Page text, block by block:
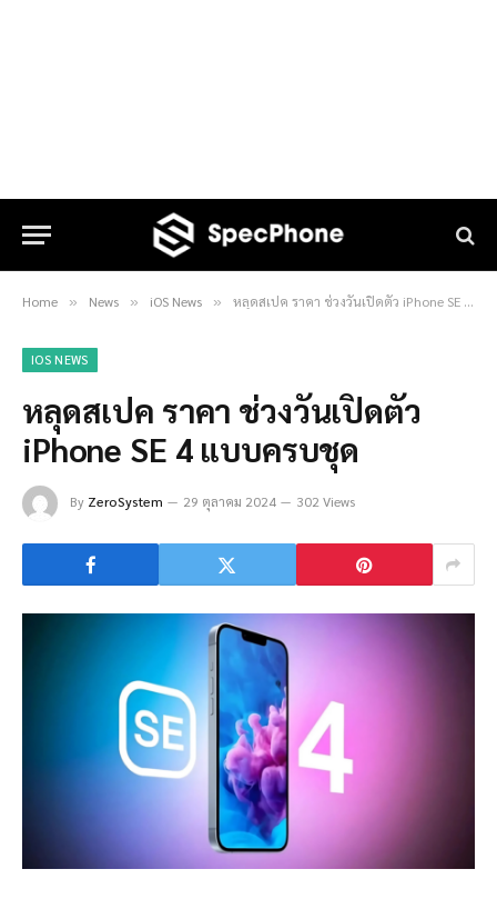
Home » News » iOS News » หลุดสเปค ราคา ช่วงวันเปิดตัว iPhone SE 4 แบบครบชุด
IOS NEWS
หลุดสเปค ราคา ช่วงวันเปิดตัว
iPhone SE 4 แบบครบชุด
By ZeroSystem 29 ตุลาคม 2024 302 Views